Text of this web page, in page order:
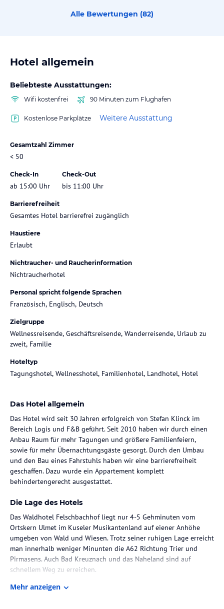
Alle Bewertungen (82)
Hotel allgemein
Beliebteste Ausstattungen:
Wifi kostenfrei 90 Minuten zum Flughafen
Kostenlose Parkplätze Weitere Ausstattung
Gesamtzahl Zimmer
< 50
Check-In
ab 15:00 Uhr
Check-Out
bis 11:00 Uhr
Barrierefreiheit
Gesamtes Hotel barrierefrei zugänglich
Haustiere
Erlaubt
Nichtraucher- und Raucherinformation
Nichtraucherhotel
Personal spricht folgende Sprachen
Französisch, Englisch, Deutsch
Zielgruppe
Wellnessreisende, Geschäftsreisende, Wanderreisende, Urlaub zu
zweit, Familie
Hoteltyp
Tagungshotel, Wellnesshotel, Familienhotel, Landhotel, Hotel
Das Hotel allgemein
Das Hotel wird seit 30 Jahren erfolgreich von Stefan Klinck im
Bereich Logis und F&B geführt. Seit 2010 haben wir durch einen
Anbau Raum für mehr Tagungen und größere Familienfeiern,
sowie für mehr Übernachtungsgäste gesorgt. Durch den Umbau
und den Bau eines Fahrstuhls haben wir eine barrierefreiheit
geschaffen. Dazu wurde ein Appartement komplett
behindertengerecht ausgestattet.
Die Lage des Hotels
Das Waldhotel Felschbachhof liegt nur 4-5 Gehminuten vom
Ortskern Ulmet im Kuseler Musikantenland auf eiener Anhöhe
umgeben von Wald und Wiesen. Trotz seiner ruhigen Lage erreicht
man innerhalb weniger Minunten die A62 Richtung Trier und
Pirmasens. Auch Bad Kreuznach und das Naheland sind auf
schnellem Weg zu erreichen.
Zimmer / Unterbringung im Hotel
Mehr anzeigen